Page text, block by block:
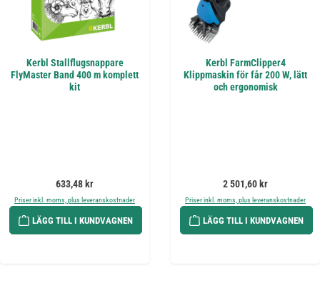
Kerbl Stallflugsnappare
FlyMaster Band 400 m komplett
kit
Ordinarie pris:
633,48 kr
Priser inkl. moms, plus leveranskostnader
LÄGG TILL I KUNDVAGNEN
Kerbl FarmClipper4
Klippmaskin för får 200 W, lätt
och ergonomisk
Ordinarie pris:
2 501,60 kr
Priser inkl. moms, plus leveranskostnader
LÄGG TILL I KUNDVAGNEN